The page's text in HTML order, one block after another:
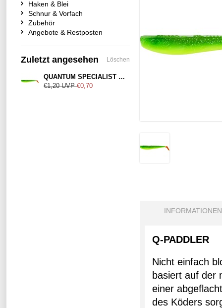
INFORMATIONEN
Q-PADDLER
Nicht einfach
basiert auf der
einer
des Köders
Haken & Blei
Schnur & Vorfach
Zubehör
Angebote & Restposten
Zuletzt angesehen Löschen
QUANTUM SPECIALIST Q-Paddler Hot Shad
€1,20UVP €0,70